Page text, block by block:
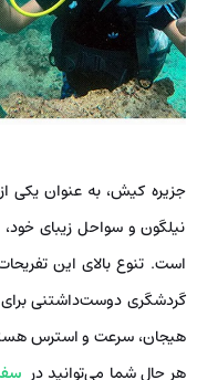
جزیره کیش، به عنوان یکی
نیلگون و سواحل زیبای
است. تنوع بالای این
گردشگری دوست‌داشتنی
هیجان، سرعت و استرس
هر حال شما می‌توانید در